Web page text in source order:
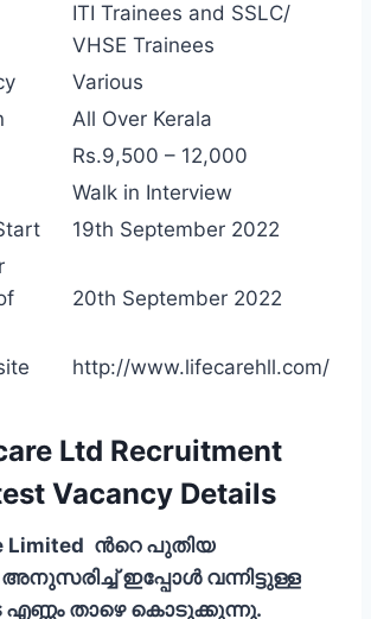
ITI Trainees and SSLC/
VHSE Trainees
Various
All Over Kerala
Rs.9,500 – 12,000
Walk in Interview
19th September 2022
20th September 2022
http://www.lifecarehll.com/
Ltd Recruitment
Vacancy Details
Limited ന്‍റെ പുതിയ
അനുസരിച്ച് ഇപ്പോള്‍ വന്നിട്ടുള്ള
എണ്ണം താഴെ കൊടുക്കുന്നു.